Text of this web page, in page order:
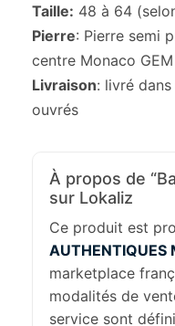
Taille: 48 à 64
Pierre: Pierre semi
centre Monaco
Livraison: livré
ouvrés
À propos de
sur Lokaliz
Ce produit est
AUTHENTIQUES
marketplace
modalités de
service sont